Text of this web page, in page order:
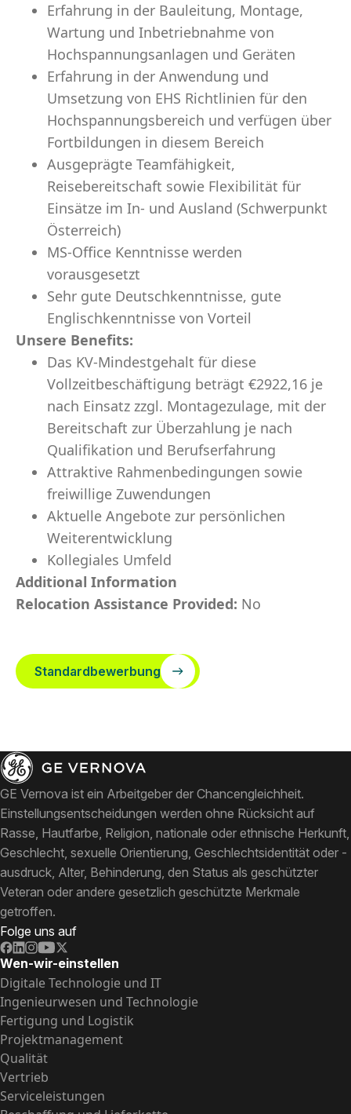
Erfahrung in der Bauleitung, Montage,
Wartung und Inbetriebnahme von
Hochspannungsanlagen und Geräten
Erfahrung in der Anwendung und
Umsetzung von EHS Richtlinien für den
Hochspannungsbereich und verfügen über
Fortbildungen in diesem Bereich
Ausgeprägte Teamfähigkeit,
Reisebereitschaft sowie Flexibilität für
Einsätze im In‑ und Ausland (Schwerpunkt
Österreich)
MS-Office Kenntnisse werden
vorausgesetzt
Sehr gute Deutschkenntnisse, gute
Englischkenntnisse von Vorteil
Unsere Benefits:
Das KV-Mindestgehalt für diese
Vollzeitbeschäftigung beträgt €2922,16 je
nach Einsatz zzgl. Montagezulage, mit der
Bereitschaft zur Überzahlung je nach
Qualifikation und Berufserfahrung
Attraktive Rahmenbedingungen sowie
freiwillige Zuwendungen
Aktuelle Angebote zur persönlichen
Weiterentwicklung
Kollegiales Umfeld
Additional Information
Relocation Assistance Provided: No
Standardbewerbung
GE Vernova ist ein Arbeitgeber der Chancengleichheit.
Einstellungsentscheidungen werden ohne Rücksicht auf
Rasse, Hautfarbe, Religion, nationale oder ethnische Herkunft,
Geschlecht, sexuelle Orientierung, Geschlechtsidentität oder -
ausdruck, Alter, Behinderung, den Status als geschützter
Veteran oder andere gesetzlich geschützte Merkmale
getroffen.
Folge uns auf
Wen-wir-einstellen
Digitale Technologie und IT
Ingenieurwesen und Technologie
Fertigung und Logistik
Projektmanagement
Qualität
Vertrieb
Serviceleistungen